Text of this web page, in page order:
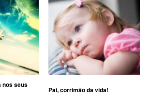
nos seus
Pai, corrimão da vida!